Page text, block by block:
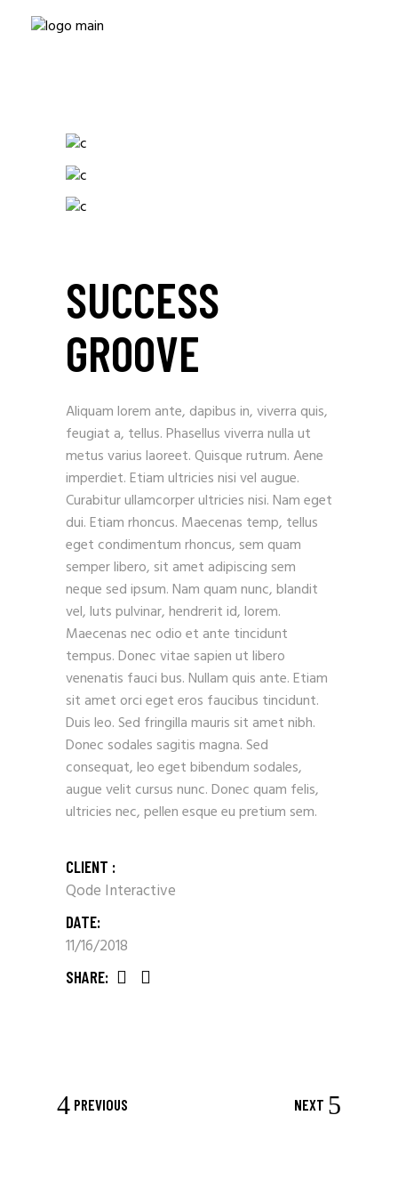
SUCCESS
GROOVE
Aliquam lorem ante, dapibus in, viverra quis,
feugiat a, tellus. Phasellus viverra nulla ut
metus varius laoreet. Quisque rutrum. Aene
imperdiet. Etiam ultricies nisi vel augue.
Curabitur ullamcorper ultricies nisi. Nam eget
dui. Etiam rhoncus. Maecenas temp, tellus
eget condimentum rhoncus, sem quam
semper libero, sit amet adipiscing sem
neque sed ipsum. Nam quam nunc, blandit
vel, luts pulvinar, hendrerit id, lorem.
Maecenas nec odio et ante tincidunt
tempus. Donec vitae sapien ut libero
venenatis fauci bus. Nullam quis ante. Etiam
sit amet orci eget eros faucibus tincidunt.
Duis leo. Sed fringilla mauris sit amet nibh.
Donec sodales sagitis magna. Sed
consequat, leo eget bibendum sodales,
augue velit cursus nunc. Donec quam felis,
ultricies nec, pellen esque eu pretium sem.
CLIENT :
Qode Interactive
DATE:
11/16/2018
SHARE:
PREVIOUS NEXT